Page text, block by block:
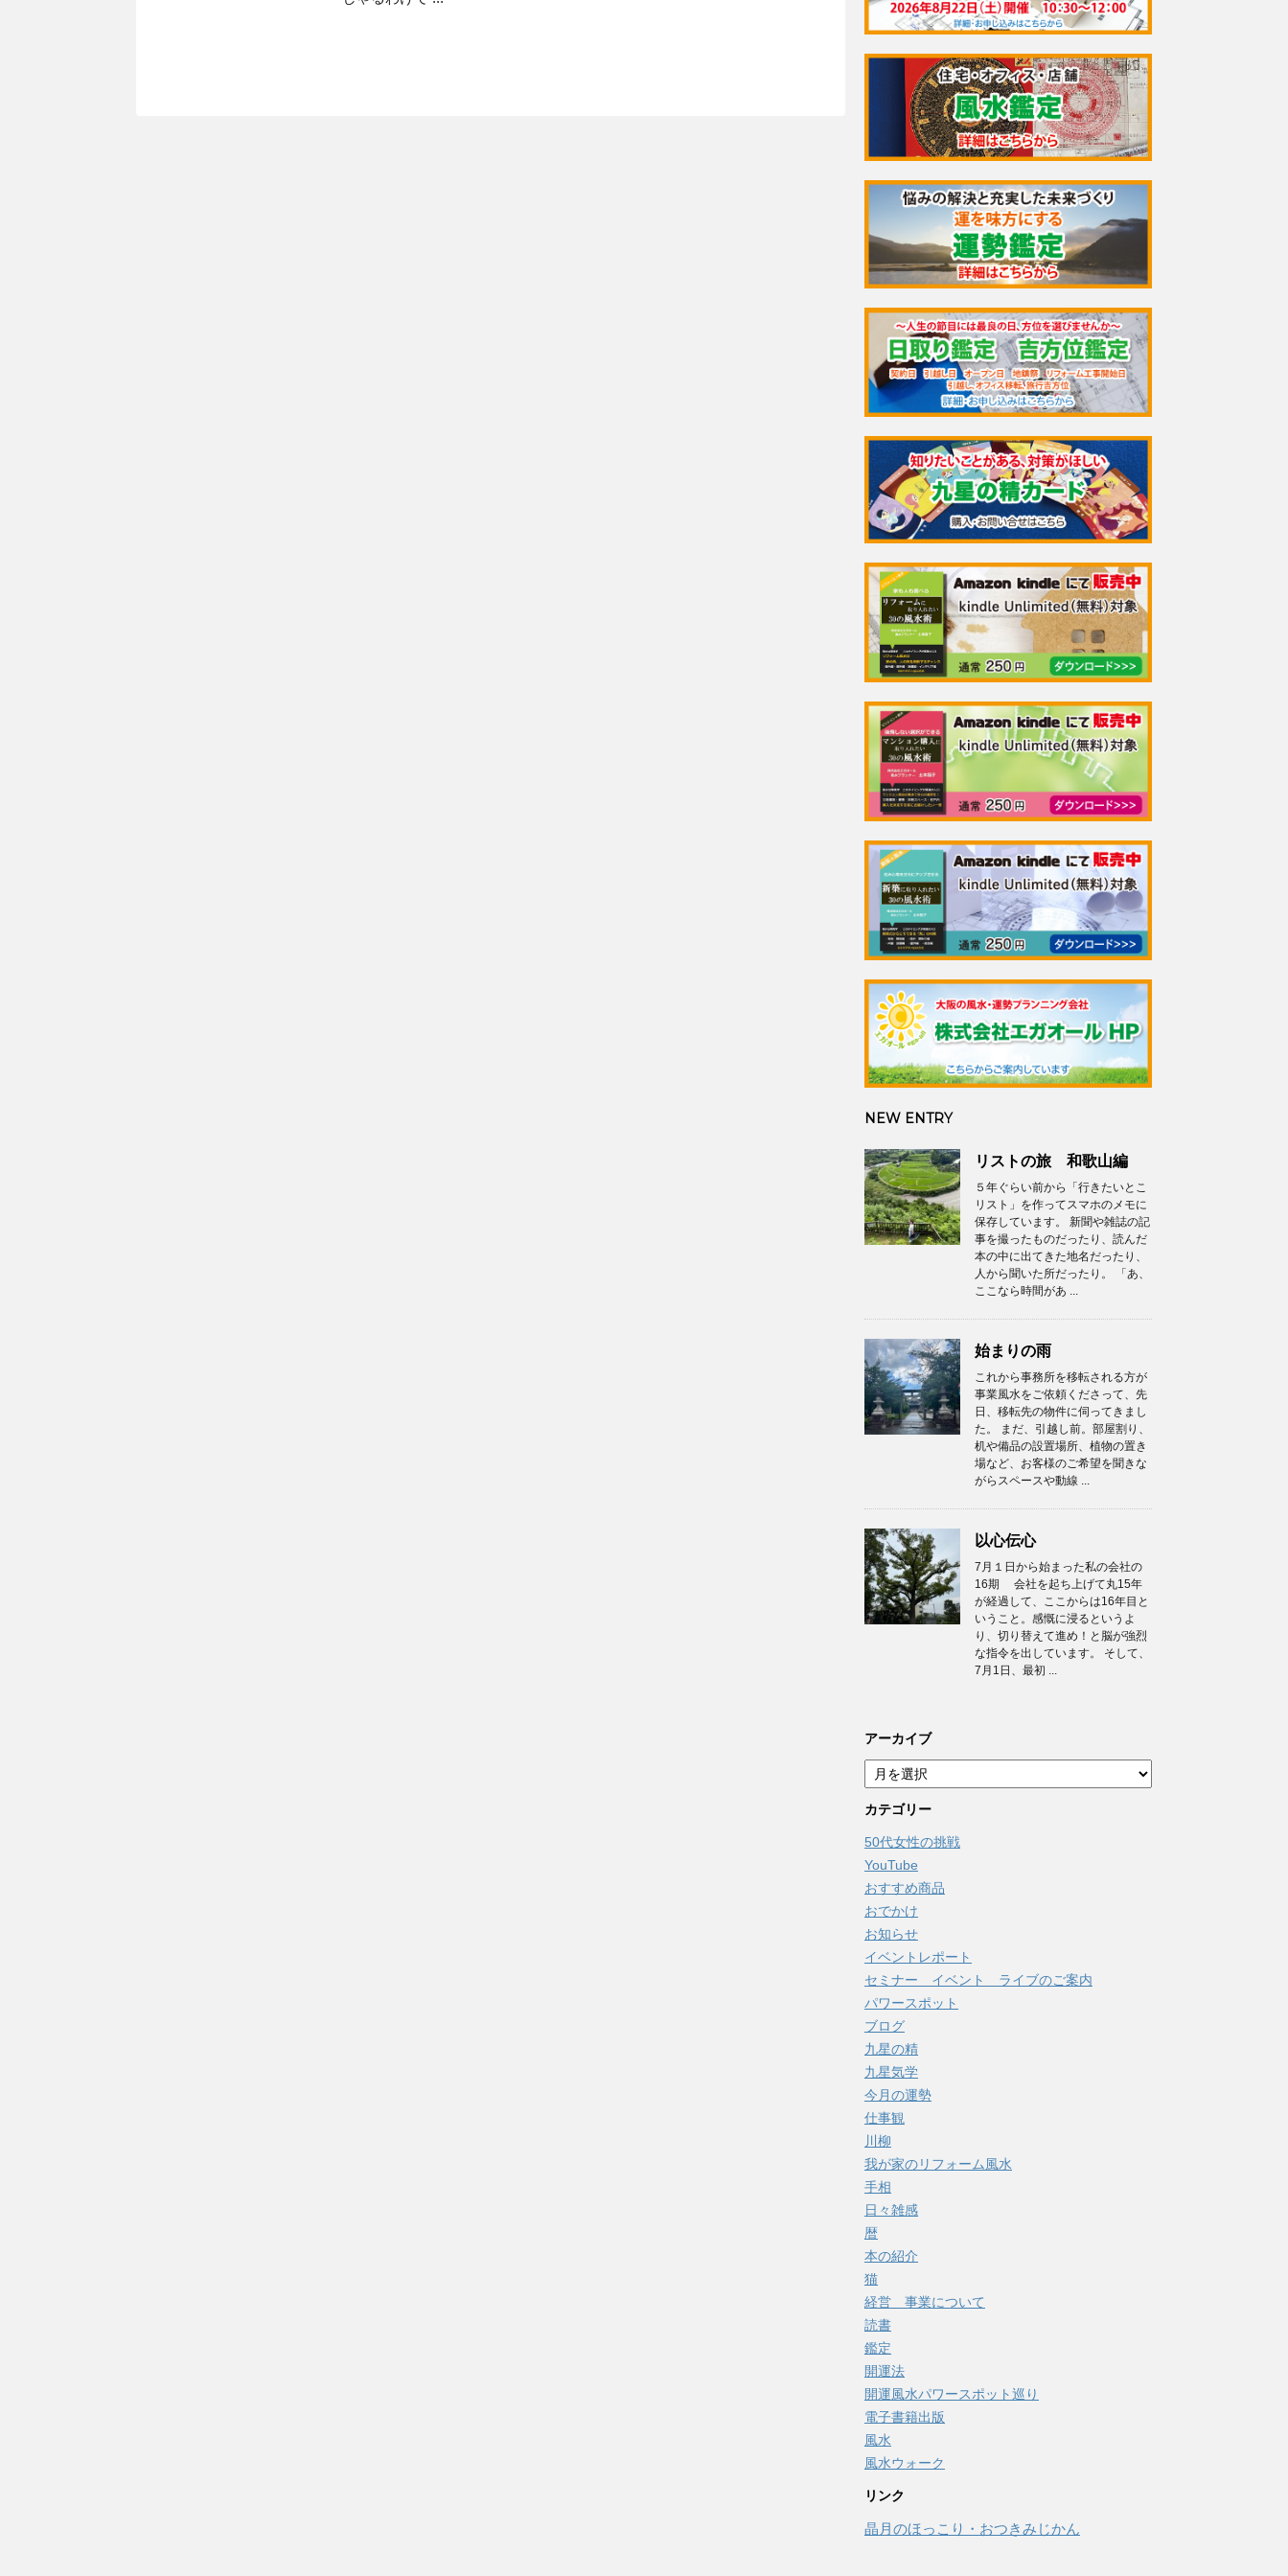
NEW ENTRY
リストの旅 和歌山編
５年ぐらい前から「行きたいとこ
リスト」を作ってスマホのメモに
保存しています。 新聞や雑誌の記
事を撮ったものだったり、読んだ
本の中に出てきた地名だったり、
人から聞いた所だったり。 「あ、
ここなら時間があ ...
始まりの雨
これから事務所を移転される方が
事業風水をご依頼くださって、先
日、移転先の物件に伺ってきまし
た。 まだ、引越し前。部屋割り、
机や備品の設置場所、植物の置き
場など、お客様のご希望を聞きな
がらスペースや動線 ...
以心伝心
7月１日から始まった私の会社の
16期 会社を起ち上げて丸15年
が経過して、ここからは16年目と
いうこと。感慨に浸るというよ
り、切り替えて進め！と脳が強烈
な指令を出しています。 そして、
7月1日、最初 ...
アーカイブ
ー
カ
イ
ブ
カテゴリー
50代女性の挑戦
YouTube
おすすめ商品
おでかけ
お知らせ
イベントレポート
セミナー イベント ライブのご案内
パワースポット
ブログ
九星の精
九星気学
今月の運勢
仕事観
川柳
我が家のリフォーム風水
手相
日々雑感
暦
本の紹介
猫
経営 事業について
読書
鑑定
開運法
開運風水パワースポット巡り
電子書籍出版
風水
風水ウォーク
リンク
晶月のほっこり・おつきみじかん